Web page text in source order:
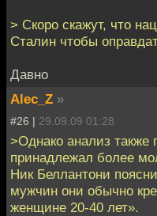
> Скоро скажут, что
Сталин чтобы
Давно
Alec_Z »
#26 | 29.09.09 01:28
>Однако анализ также
принадлежал более
Ник Беллантони
мужчин они обычно
женщине 20-40 лет».